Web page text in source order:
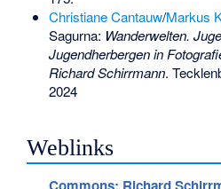
Christiane Cantauw/Markus
Sagurna: Wanderwelten.
Jugendherbergen in
Richard Schirrmann.
2024
Weblinks